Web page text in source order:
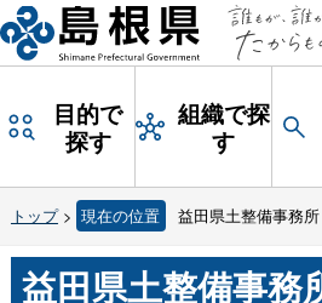
目的で
探す
組織で探
す
トップ> 現在の位置 益田県土整備事務所
益田県土整備事務